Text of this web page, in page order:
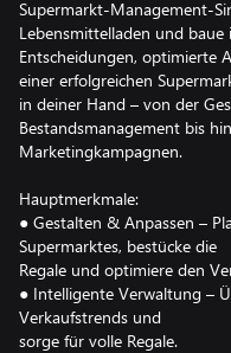
Supermarkt-Management-
Lebensmittelladen und
Entscheidungen, optimierte
einer erfolgreichen
in deiner Hand – von der
Bestandsmanagement bis
Marketingkampagnen.
Hauptmerkmale:
● Gestalten & Anpassen –
Supermarktes, bestücke die
Regale und optimiere den
● Intelligente Verwaltung –
Verkaufstrends und
sorge für volle Regale.